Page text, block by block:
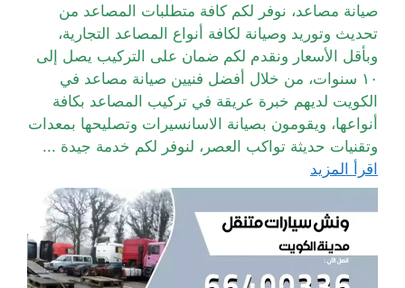
صيانة مصاعد، نوفر لكم كافة متطلبات المصاعد من
تحديث وتوريد وصيانة لكافة أنواع المصاعد التجارية،
وبأقل الأسعار ونقدم لكم ضمان على التركيب يصل إلى
١٠ سنوات، من خلال أفضل فنيين صيانة مصاعد في
الكويت لديهم خبرة عريقة في تركيب المصاعد بكافة
أنواعها، ويقومون بصيانة الاسانسيرات وتصليحها بمعدات
وتقنيات حديثة تواكب العصر، لنوفر لكم خدمة جيدة ...
اقرأ المزيد